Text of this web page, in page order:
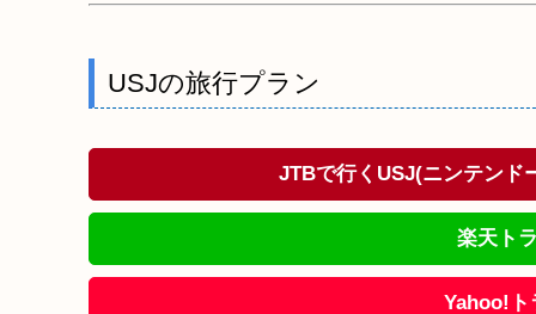
USJの旅行プラン
JTBで行くUSJ(ニンテンド
楽天ト
Yahoo!ト